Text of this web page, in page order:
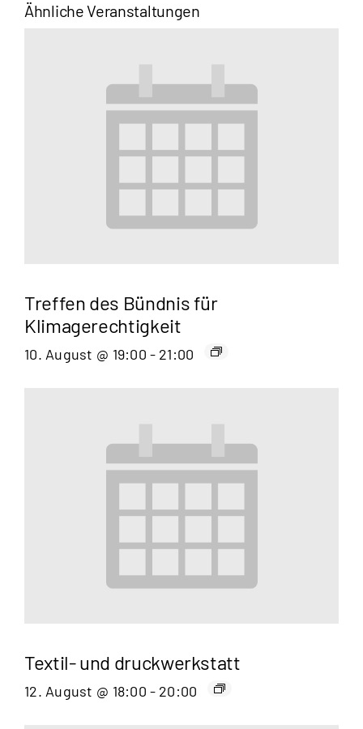
Ähnliche Veranstaltungen
Treffen des Bündnis für
Klimagerechtigkeit
10. August @ 19:00 - 21:00
Textil- und druckwerkstatt
12. August @ 18:00 - 20:00